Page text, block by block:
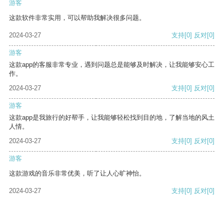
游客
这款软件非常实用，可以帮助我解决很多问题。
2024-03-27 支持[0] 反对[0]
游客
这款app的客服非常专业，遇到问题总是能够及时解决，让我能够安心工
作。
2024-03-27
支持[0] 反对[0]
游客
这款app是我旅行的好帮手，让我能够轻松找到目的地，了解当地的风土
人情。
2024-03-27
支持[0] 反对[0]
游客
这款游戏的音乐非常优美，听了让人心旷神怡。
2024-03-27 支持[0] 反对[0]